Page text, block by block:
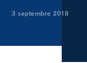
3 septembre 2018